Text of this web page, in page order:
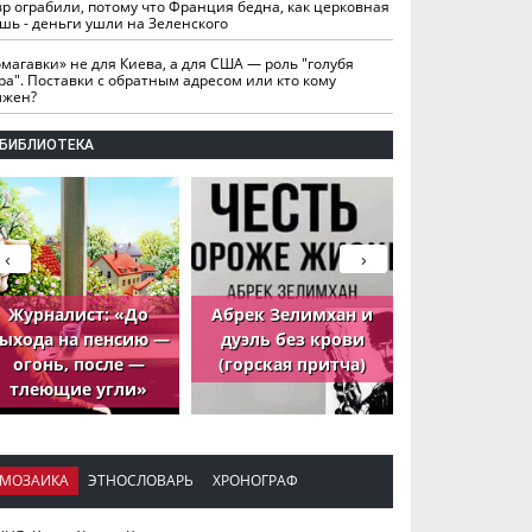
ограбили, потому что Франция бедна, как церковная
- деньги ушли на Зеленского
не для Киева, а для США — роль "голубя
Поставки с обратным адресом или кто кому
БИБЛИОТЕКА
Журналист: «До
на пенсию —
огонь, после —
тлеющие угли»
Абрек Зелимхан и
дуэль без крови
(горская притча)
›
‹
МОЗАИКА ЭТНОСЛОВАРЬ ХРОНОГРАФ